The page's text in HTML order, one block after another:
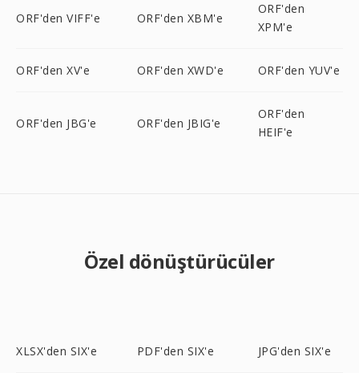
ORF'den VIFF'e ORF'den XBM'e
ORF'den
XPM'e
ORF'den XV'e ORF'den XWD'e ORF'den YUV'e
ORF'den JBG'e ORF'den JBIG'e
ORF'den
HEIF'e
Özel dönüştürücüler
XLSX'den SIX'e PDF'den SIX'e JPG'den SIX'e